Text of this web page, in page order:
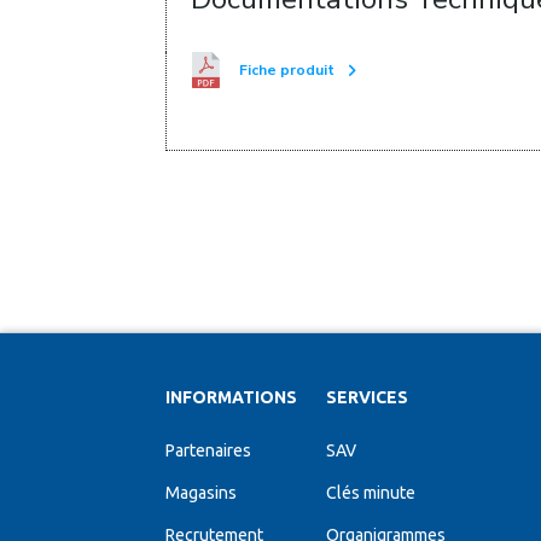
Fiche produit
INFORMATIONS
Partenaires
Magasins
Recrutement
SERVICES
SAV
Clés minute
Organigrammes